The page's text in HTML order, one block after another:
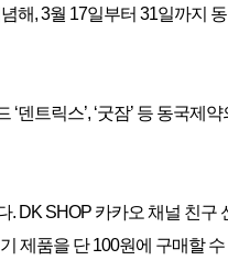
, 3월 17일부터 31일까지
트릭스’, ‘굿잠’ 등 동국제
SHOP 카카오 채널 친구
제품을 단 100원에 구매할